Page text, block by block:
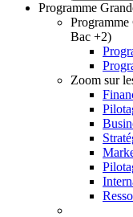
Programme
Programme
Bac +2)
Zoom sur